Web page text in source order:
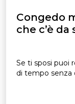
Congedo
che c’è da
Se ti sposi puoi
di tempo senza